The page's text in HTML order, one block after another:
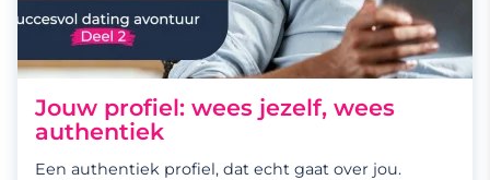
Jouw profiel: wees jezelf, wees
authentiek
Een authentiek profiel, dat echt gaat over jou.